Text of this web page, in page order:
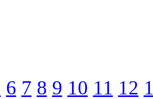
6 7 8 9 10 11 12